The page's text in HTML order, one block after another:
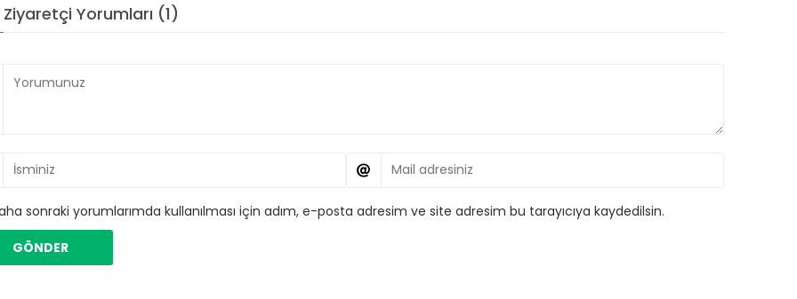
Ziyaretçi Yorumları (1)
sonraki yorumlarımda kullanılması için adım, e-posta adresim ve site adresim bu tarayıcıya kaydedilsin.